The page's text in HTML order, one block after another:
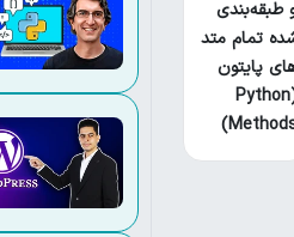
طبقه‌بندی
تمام متد
پایتون
(Python